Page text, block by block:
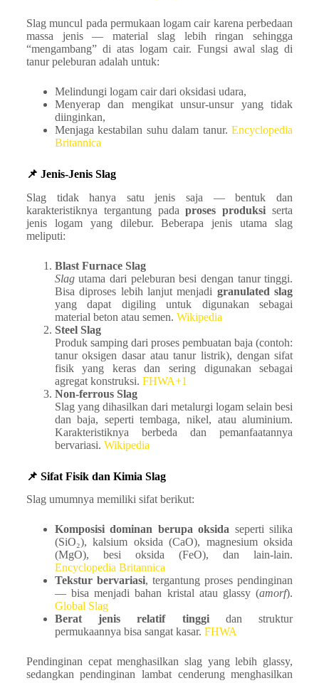
Slag muncul pada permukaan logam cair karena perbedaan
massa jenis — material slag lebih ringan sehingga
“mengambang” di atas logam cair. Fungsi awal slag di
tanur peleburan adalah untuk:
Melindungi logam cair dari oksidasi udara,
Menyerap dan mengikat unsur-unsur yang tidak
diinginkan,
Menjaga kestabilan suhu dalam tanur.Encyclopedia
Britannica
📌 Jenis-Jenis Slag
Slag tidak hanya satu jenis saja — bentuk dan
karakteristiknya tergantung padaproses produksi serta
jenis logam yang dilebur. Beberapa jenis utama slag
meliputi:
Blast Furnace Slag
Slagutama dari peleburan besi dengan tanur tinggi.
Bisa diproses lebih lanjut menjadi granulated slag
yang dapat digiling untuk digunakan sebagai
material beton atau semen. Wikipedia
Steel Slag
Produk samping dari proses pembuatan baja (contoh:
tanur oksigen dasar atau tanur listrik), dengan sifat
fisik yang keras dan sering digunakan sebagai
agregat konstruksi. FHWA+1
Non-ferrous Slag
Slag yang dihasilkan dari metalurgi logam selain besi
dan baja, seperti tembaga, nikel, atau aluminium.
Karakteristiknya berbeda dan pemanfaatannya
bervariasi. Wikipedia
📌 Sifat Fisik dan Kimia Slag
Slag umumnya memiliki sifat berikut:
Komposisi dominan berupa oksida seperti silika
(SiO₂), kalsium oksida (CaO), magnesium oksida
(MgO), besi oksida (FeO), dan lain-lain.
Encyclopedia Britannica
Tekstur bervariasi, tergantung proses pendinginan
— bisa menjadi bahan kristal atau glassy (amorf).
Global Slag
Berat jenis relatif tinggidan struktur
permukaannya bisa sangat kasar. FHWA
Pendinginan cepat menghasilkan slag yang lebih glassy,
sedangkan pendinginan lambat cenderung menghasilkan